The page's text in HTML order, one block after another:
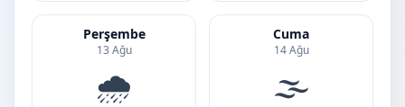
Perşembe
13 Ağu
🌧️
Cuma
14 Ağu
🌫️